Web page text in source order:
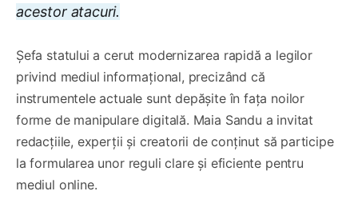
acestor atacuri.
Șefa statului a cerut modernizarea rapidă a legilor
privind mediul informațional, precizând că
instrumentele actuale sunt depășite în fața noilor
forme de manipulare digitală. Maia Sandu a invitat
redacțiile, experții și creatorii de conținut să participe
la formularea unor reguli clare și eficiente pentru
mediul online.